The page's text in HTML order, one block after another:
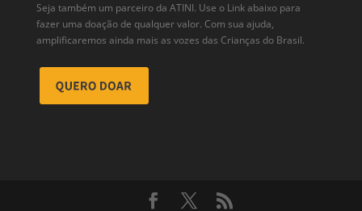
Seja também um parceiro da ATINI. Use o Link abaixo para
fazer uma doação de qualquer valor. Com sua ajuda,
amplificaremos ainda mais as vozes das Crianças do Brasil.